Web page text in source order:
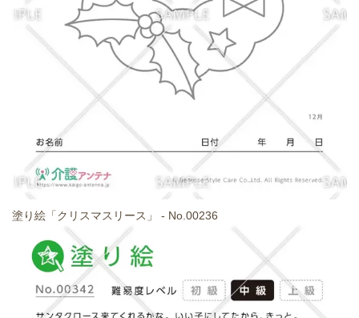
塗り絵「クリスマスリース」 - No.00236